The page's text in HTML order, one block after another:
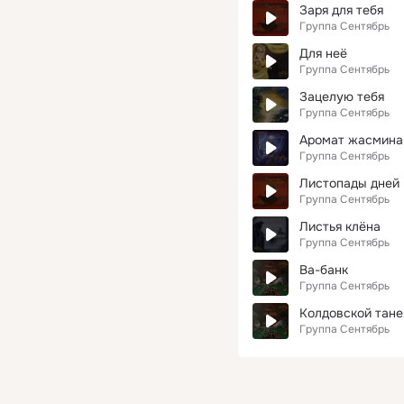
Заря для тебя
Группа Сентябрь
Для неё
Группа Сентябрь
Зацелую тебя
Группа Сентябрь
Аромат жасмина
Группа Сентябрь
Листопады дней
Группа Сентябрь
Листья клёна
Группа Сентябрь
Ва-банк
Группа Сентябрь
Колдовской
Группа Сентябрь